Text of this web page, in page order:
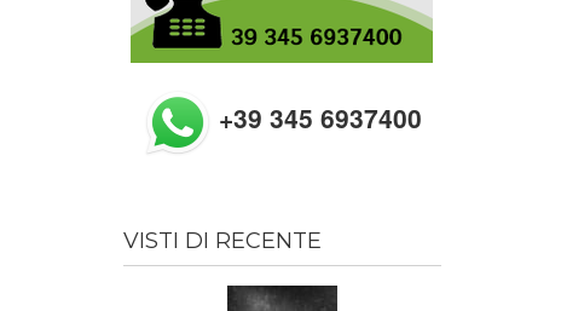
+39 345 6937400
VISTI DI RECENTE